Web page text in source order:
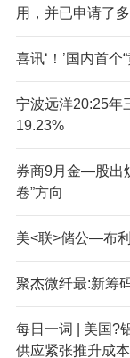
用，并已申请了
喜讯‘！’国内首
宁波远洋20:25年
19.23%
券商9月金—股出
卷”方向
美<联>储公—布
聚杰微纤最:新筹
每日一词 | 美国?
供应紧张推升成